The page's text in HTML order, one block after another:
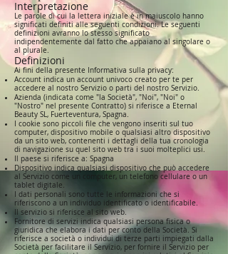
Interpretazione
Le parole di cui la lettera iniziale è in maiuscolo hanno
significati definiti alle seguenti condizioni. Le seguenti
definizioni avranno lo stesso significato
indipendentemente dal fatto che appaiano al singolare o
al plurale.
Definizioni
Ai fini della presente Informativa sulla privacy:
Account indica un account univoco creato per te per
accedere al nostro Servizio o parti del nostro Servizio.
Azienda (indicata come "la Società", "Noi", "Noi" o
"Nostro" nel presente Contratto) si riferisce a Eternal
Beauty SL, Fuerteventura, Spagna.
I cookie sono piccoli file che vengono inseriti sul tuo
computer, dispositivo mobile o qualsiasi altro dispositivo
da un sito web, contenenti i dettagli della tua cronologia
di navigazione su quel sito web tra i suoi molteplici usi.
Il paese si riferisce a: Spagna
Dispositivo indica qualsiasi dispositivo che può accedere
al Servizio come un computer, un telefono cellulare o un
tablet digitale.
I dati personali sono tutte le informazioni che si
riferiscono a un individuo identificato o identificabile.
Il servizio si riferisce al sito web.
Fornitore di servizi indica qualsiasi persona fisica o
giuridica che elabora i dati per conto della Società. Si
riferisce a società o individui di terze parti impiegati dalla
Società per facilitare il Servizio, per fornire il Servizio per